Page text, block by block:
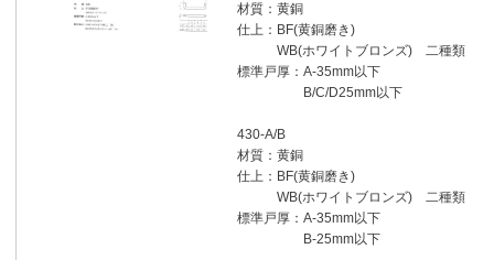
材質：黄銅
仕上：BF(黄銅磨き)
WB(ホワイトブロンズ) 二種類
標準戸厚：A-35mm以下
B/C/D25mm以下
430-A/B
材質：黄銅
仕上：BF(黄銅磨き)
WB(ホワイトブロンズ) 二種類
標準戸厚：A-35mm以下
B-25mm以下